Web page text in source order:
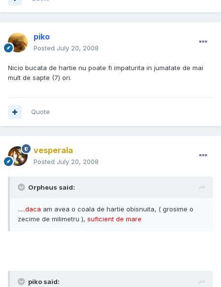
piko
Posted July 20, 2008
Nicio bucata de hartie nu poate fi impaturita in jumatate de mai
mult de sapte (7) ori.
Quote
vesperala
Posted July 20, 2008
Orpheus said:
.....daca am avea o coala de hartie obisnuita, ( grosime o
zecime de milimetru ), suficient de mare
piko said: